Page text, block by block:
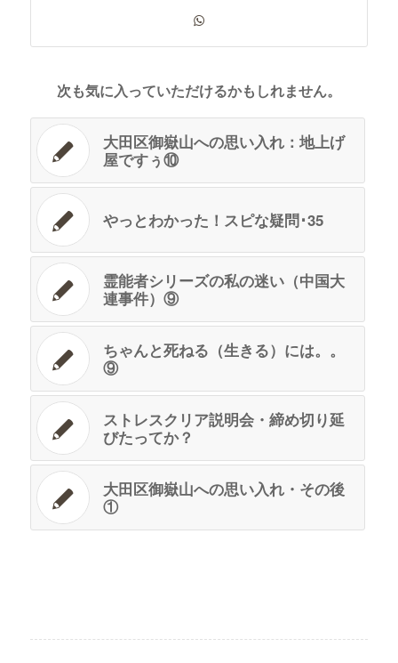
次も気に入っていただけるかもしれません。
大田区御嶽山への思い入れ：地上げ
屋ですぅ⑩
やっとわかった！スピな疑問･35
霊能者シリーズの私の迷い（中国大
連事件）⑨
ちゃんと死ねる（生きる）には。。
⑨
ストレスクリア説明会・締め切り延
びたってか？
大田区御嶽山への思い入れ・その後
①